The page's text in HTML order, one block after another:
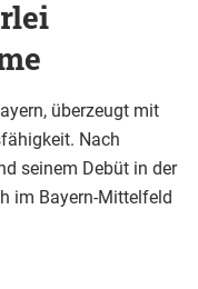
überzeugt mit
Nach
seinem Debüt in der
im Bayern-Mittelfeld